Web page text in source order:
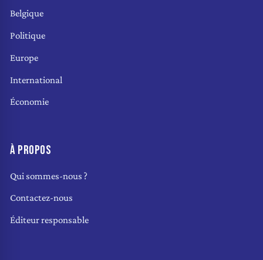
Belgique
Politique
Europe
International
Économie
À PROPOS
Qui sommes-nous ?
Contactez-nous
Éditeur responsable